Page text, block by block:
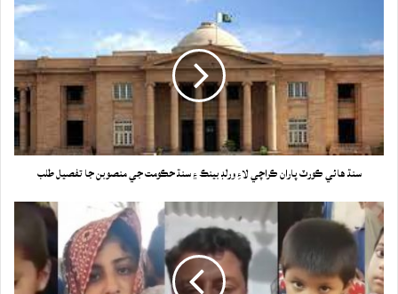
سنڌ هائي ڪورٽ پاران ڪراچي لاءِ ورلڊ بينڪ ۽ سنڌ حڪومت جي منصوبن جا تفصيل طلب